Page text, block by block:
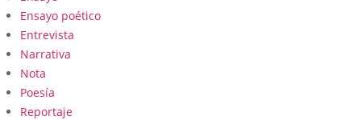
Ensayo poético
Entrevista
Narrativa
Nota
Poesía
Reportaje